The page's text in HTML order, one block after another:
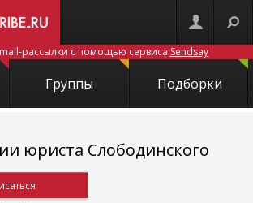
рассылки с помощью сервиса Sendsay
Группы Подборки
юриста Слободинского